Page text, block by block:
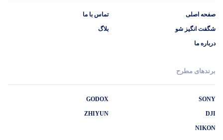
صفحه اصلی
شگفت انگیز شو
درباره ما
تماس با ما
بلاگ
برندهای مطرح
SONY
DJI
NIKON
GODOX
ZHIYUN